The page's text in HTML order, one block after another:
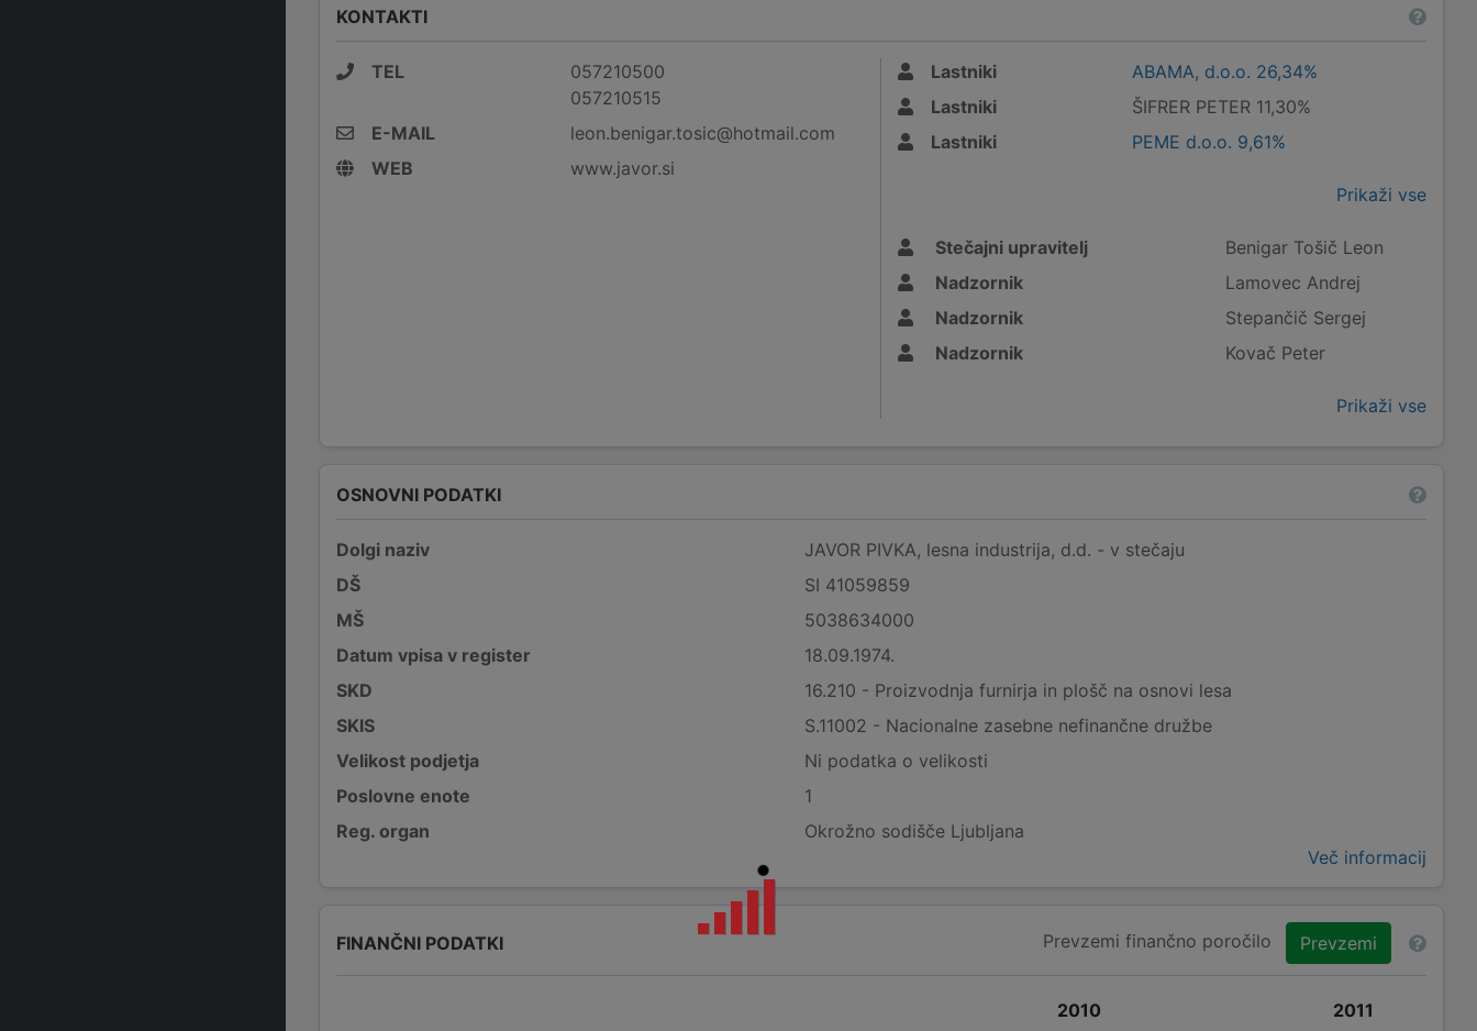
KONTAKTI
TEL
057210500
057210515
E-MAIL
leon.benigar.tosic@hotmail.com
WEB
www.javor.si
Lastniki
ABAMA, d.o.o. 26,34%
Lastniki
ŠIFRER PETER 11,30%
Lastniki
PEME d.o.o. 9,61%
Prikaži vse
Stečajni upravitelj
Benigar Tošič Leon
Nadzornik
Lamovec Andrej
Nadzornik
Stepančič Sergej
Nadzornik
Kovač Peter
Prikaži vse
OSNOVNI PODATKI
Dolgi naziv
JAVOR PIVKA, lesna industrija, d.d. - v stečaju
DŠ
SI 41059859
MŠ
5038634000
Datum vpisa v register
18.09.1974.
SKD
16.210 - Proizvodnja furnirja in plošč na osnovi lesa
SKIS
S.11002 - Nacionalne zasebne nefinančne družbe
Velikost podjetja
Ni podatka o velikosti
Poslovne enote
1
Reg. organ
Okrožno sodišče Ljubljana
Več informacij
FINANČNI PODATKI Prevzemi finančno poročilo Prevzemi
2010 2011